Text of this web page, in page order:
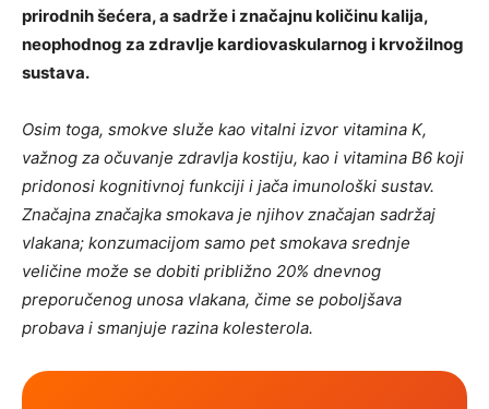
prirodnih šećera, a sadrže i značajnu količinu kalija,
neophodnog za zdravlje kardiovaskularnog i krvožilnog
sustava.
Osim toga, smokve služe kao vitalni izvor vitamina K,
važnog za očuvanje zdravlja kostiju, kao i vitamina B6 koji
pridonosi kognitivnoj funkciji i jača imunološki sustav.
Značajna značajka smokava je njihov značajan sadržaj
vlakana; konzumacijom samo pet smokava srednje
veličine može se dobiti približno 20% dnevnog
preporučenog unosa vlakana, čime se poboljšava
probava i smanjuje razina kolesterola.